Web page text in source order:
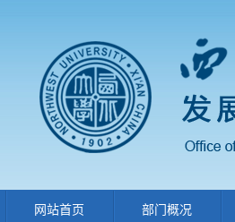
网站首页 部门概况